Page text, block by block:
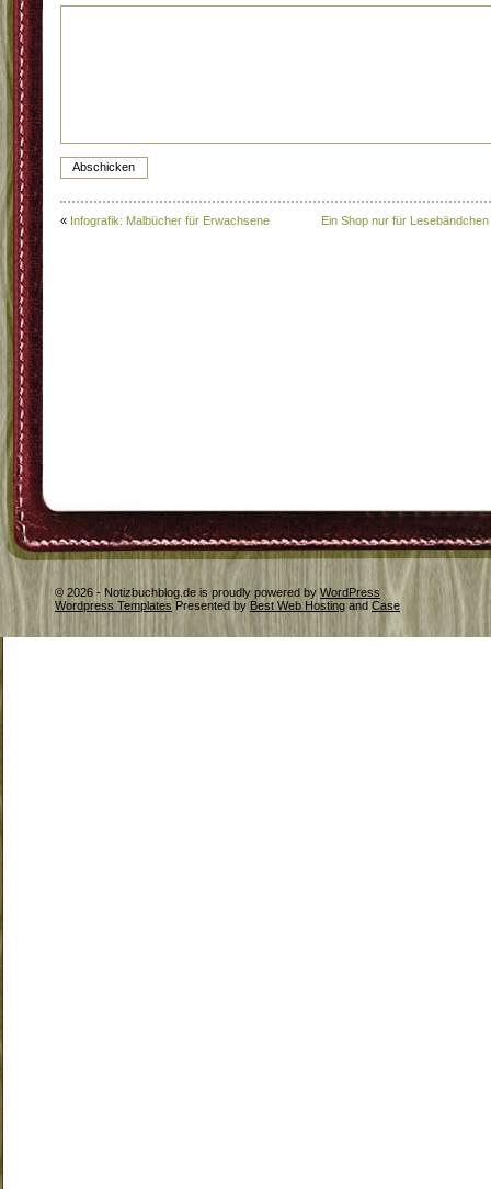
« Infografik: Malbücher für Erwachsene Ein Shop nur für Lesebändchen
© 2026 - Notizbuchblog.de is proudly powered by WordPress
Wordpress Templates Presented by Best Web Hosting and Case